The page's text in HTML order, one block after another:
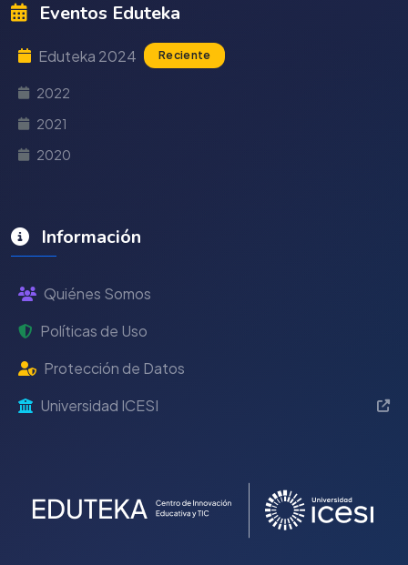
Eventos Eduteka
Eduteka 2024 Reciente
2022
2021
2020
Información
Quiénes Somos
Políticas de Uso
Protección de Datos
Universidad ICESI